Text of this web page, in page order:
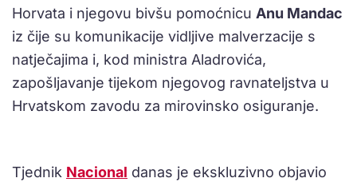
Horvata i njegovu bivšu pomoćnicu Anu Mandac
iz čije su komunikacije vidljive malverzacije s
natječajima i, kod ministra Aladrovića,
zapošljavanje tijekom njegovog ravnateljstva u
Hrvatskom zavodu za mirovinsko osiguranje.
Tjednik Nacional danas je ekskluzivno objavio